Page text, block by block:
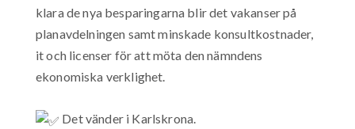
klara de nya besparingarna blir det vakanser på
planavdelningen samt minskade konsultkostnader,
it och licenser för att möta den nämndens
ekonomiska verklighet.
Det vänder i Karlskrona.